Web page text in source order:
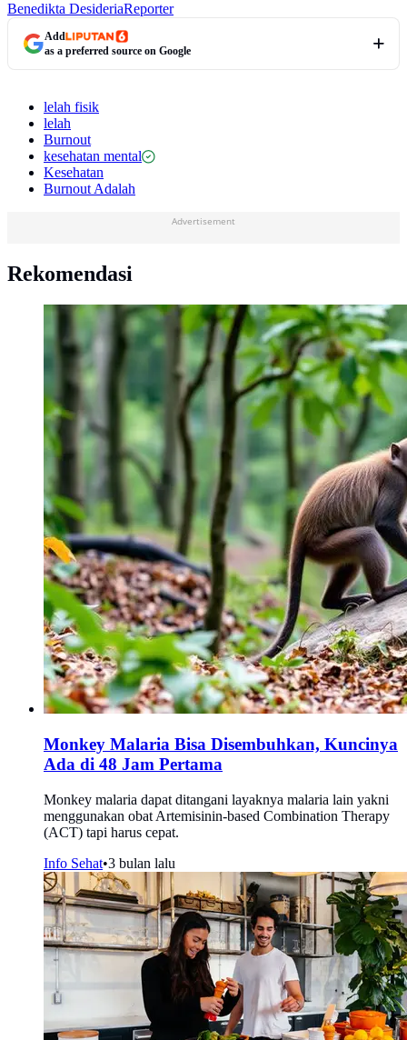
Benedikta DesideriaReporter
Add
as a preferred source on Google
lelah fisik
lelah
Burnout
kesehatan mental
Kesehatan
Burnout Adalah
Advertisement
Rekomendasi
Monkey Malaria Bisa Disembuhkan, Kuncinya
Ada di 48 Jam Pertama
Monkey malaria dapat ditangani layaknya malaria lain yakni
menggunakan obat Artemisinin-based Combination Therapy
(ACT) tapi harus cepat.
Info Sehat•3 bulan lalu